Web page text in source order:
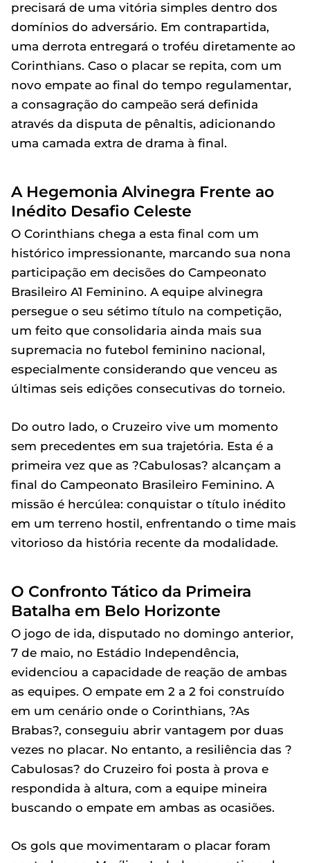
precisará de uma vitória simples dentro dos
domínios do adversário. Em contrapartida,
uma derrota entregará o troféu diretamente ao
Corinthians. Caso o placar se repita, com um
novo empate ao final do tempo regulamentar,
a consagração do campeão será definida
através da disputa de pênaltis, adicionando
uma camada extra de drama à final.
A Hegemonia Alvinegra Frente ao
Inédito Desafio Celeste
O Corinthians chega a esta final com um
histórico impressionante, marcando sua nona
participação em decisões do Campeonato
Brasileiro A1 Feminino. A equipe alvinegra
persegue o seu sétimo título na competição,
um feito que consolidaria ainda mais sua
supremacia no futebol feminino nacional,
especialmente considerando que venceu as
últimas seis edições consecutivas do torneio.
Do outro lado, o Cruzeiro vive um momento
sem precedentes em sua trajetória. Esta é a
primeira vez que as ?Cabulosas? alcançam a
final do Campeonato Brasileiro Feminino. A
missão é hercúlea: conquistar o título inédito
em um terreno hostil, enfrentando o time mais
vitorioso da história recente da modalidade.
O Confronto Tático da Primeira
Batalha em Belo Horizonte
O jogo de ida, disputado no domingo anterior,
7 de maio, no Estádio Independência,
evidenciou a capacidade de reação de ambas
as equipes. O empate em 2 a 2 foi construído
em um cenário onde o Corinthians, ?As
Brabas?, conseguiu abrir vantagem por duas
vezes no placar. No entanto, a resiliência das ?
Cabulosas? do Cruzeiro foi posta à prova e
respondida à altura, com a equipe mineira
buscando o empate em ambas as ocasiões.
Os gols que movimentaram o placar foram